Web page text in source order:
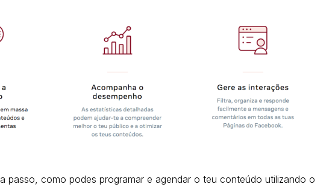
passo, como podes programar e agendar o teu conteúdo utilizando o